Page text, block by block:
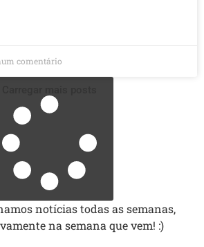
comentário
notícias todas as semanas,
na semana que vem! :)